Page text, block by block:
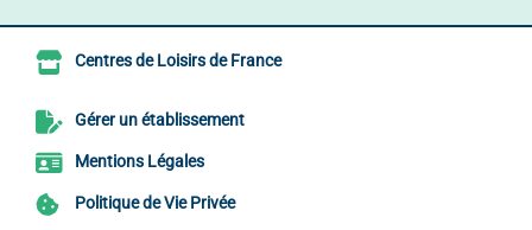
Centres de Loisirs de France
Gérer un établissement
Mentions Légales
Politique de Vie Privée